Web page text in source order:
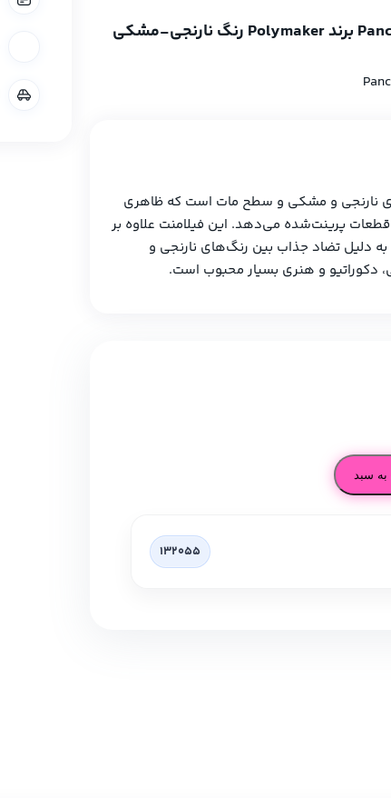
نارنجی و مشکی و سطح مات است که ظاهری
پرینت‌شده می‌دهد. این فیلامنت علاوه بر
دلیل تضاد جذاب بین رنگ‌های نارنجی و
و هنری بسیار محبوب است.
به سبد
132055